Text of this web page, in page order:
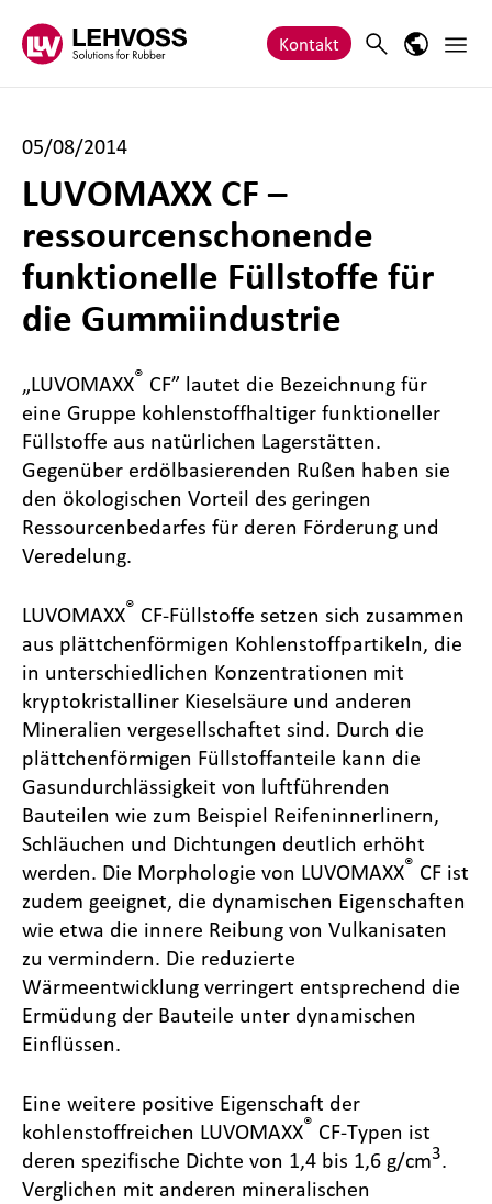
Kontakt SearchSprach-
05/08/2014
LUVOMAXX CF –
ressourcenschonende
funktionelle Füllstoffe für
die Gummiindustrie
„LUVOMAXX® CF” lautet die Bezeichnung für
eine Gruppe kohlenstoffhaltiger funktioneller
Füllstoffe aus natürlichen Lagerstätten.
Gegenüber erdölbasierenden Rußen haben sie
den ökologischen Vorteil des geringen
Ressourcenbedarfes für deren Förderung und
Veredelung.
LUVOMAXX® CF-Füllstoffe setzen sich zusammen
aus plättchenförmigen Kohlenstoffpartikeln, die
in unterschiedlichen Konzentrationen mit
kryptokristalliner Kieselsäure und anderen
Mineralien vergesellschaftet sind. Durch die
plättchenförmigen Füllstoffanteile kann die
Gasundurchlässigkeit von luftführenden
Bauteilen wie zum Beispiel Reifeninnerlinern,
Schläuchen und Dichtungen deutlich erhöht
werden. Die Morphologie von LUVOMAXX® CF ist
zudem geeignet, die dynamischen Eigenschaften
wie etwa die innere Reibung von Vulkanisaten
zu vermindern. Die reduzierte
Wärmeentwicklung verringert entsprechend die
Ermüdung der Bauteile unter dynamischen
Einflüssen.
Eine weitere positive Eigenschaft der
kohlenstoffreichen LUVOMAXX® CF-Typen ist
deren spezifische Dichte von 1,4 bis 1,6 g/cm3.
Verglichen mit anderen mineralischen